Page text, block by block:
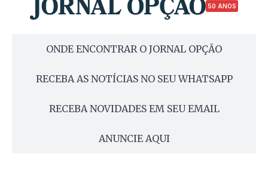
50 ANOS
ONDE ENCONTRAR O JORNAL OPÇÃO
RECEBA AS NOTÍCIAS NO SEU WHATSAPP
RECEBA NOVIDADES EM SEU EMAIL
ANUNCIE AQUI